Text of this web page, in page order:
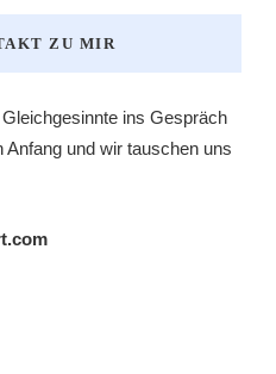
ZU MIR
ins Gespräch
und wir tauschen uns